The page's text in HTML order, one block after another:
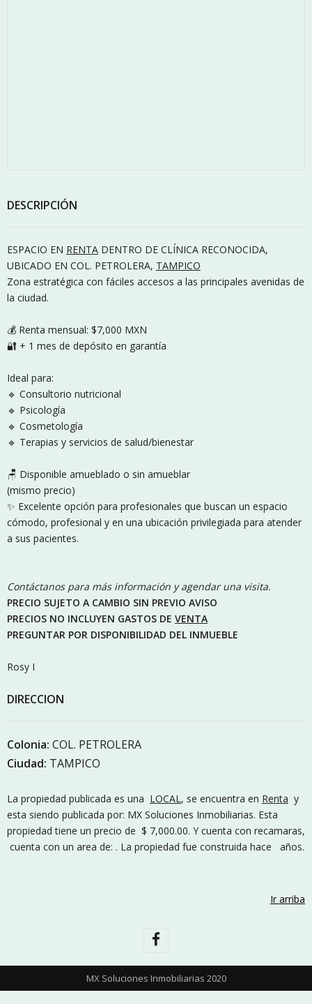
DESCRIPCIÓN
ESPACIO EN RENTA DENTRO DE CLÍNICA RECONOCIDA,
UBICADO EN COL. PETROLERA, TAMPICO
Zona estratégica con fáciles accesos a las principales avenidas de
la ciudad.
💰 Renta mensual: $7,000 MXN
🔐 + 1 mes de depósito en garantía
Ideal para:
🔹 Consultorio nutricional
🔹 Psicología
🔹 Cosmetología
🔹 Terapias y servicios de salud/bienestar
🪑 Disponible amueblado o sin amueblar
(mismo precio)
✨ Excelente opción para profesionales que buscan un espacio
cómodo, profesional y en una ubicación privilegiada para atender
a sus pacientes.
Contáctanos para más información y agendar una visita.
PRECIO SUJETO A CAMBIO SIN PREVIO AVISO
PRECIOS NO INCLUYEN GASTOS DE VENTA
PREGUNTAR POR DISPONIBILIDAD DEL INMUEBLE
Rosy I
DIRECCION
Colonia:COL. PETROLERA
Ciudad: TAMPICO
La propiedad publicada es una LOCAL, se encuentra en Renta y
esta siendo publicada por: MX Soluciones Inmobiliarias. Esta
propiedad tiene un precio de $ 7,000.00. Y cuenta con recamaras,
cuenta con un area de: . La propiedad fue construida hace años.
Ir arriba
MX Soluciones Inmobiliarias 2020